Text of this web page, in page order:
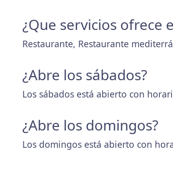
¿Que servicios ofrece
Restaurante, Restaurante
¿Abre los sábados?
Los sábados está abierto con
¿Abre los domingos?
Los domingos está abierto con